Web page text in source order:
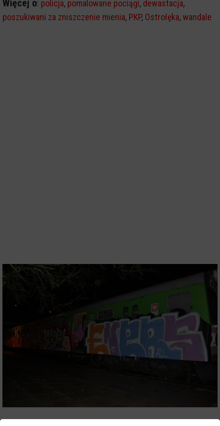
Więcej o: policja, pomalowane pociągi, dewastacja,
poszukiwani za zniszczenie mienia, PKP, Ostrołęka,wandale